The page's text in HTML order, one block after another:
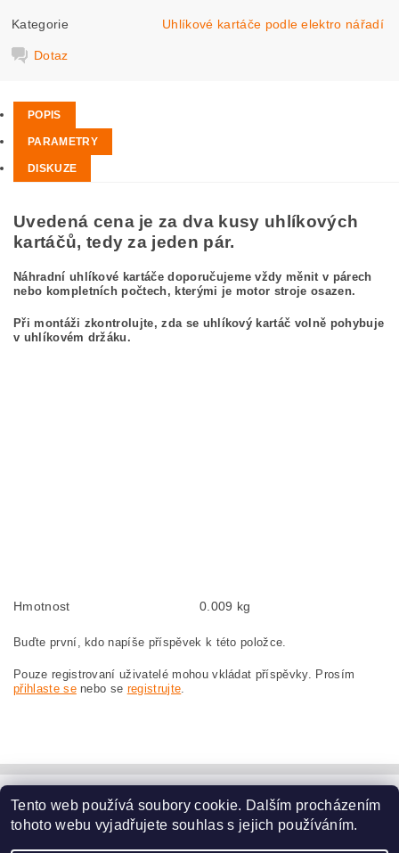
Kategorie Uhlíkové kartáče podle elektro nářadí
Dotaz
POPIS
PARAMETRY
DISKUZE
Uvedená cena je za dva kusy uhlíkových
kartáčů, tedy za jeden pár.
Náhradní uhlíkové kartáče doporučujeme vždy měnit v párech
nebo kompletních počtech, kterými je motor stroje osazen.
Při montáži zkontrolujte, zda se uhlíkový kartáč volně pohybuje
v uhlíkovém držáku.
Hmotnost 0.009 kg
Buďte první, kdo napíše příspěvek k této položce.
Pouze registrovaní uživatelé mohou vkládat příspěvky. Prosím
přihlaste senebo se registrujte.
www.dodilny.cz
Tento web používá soubory cookie. Dalším procházením
tohoto webu vyjadřujete souhlas s jejich používáním.